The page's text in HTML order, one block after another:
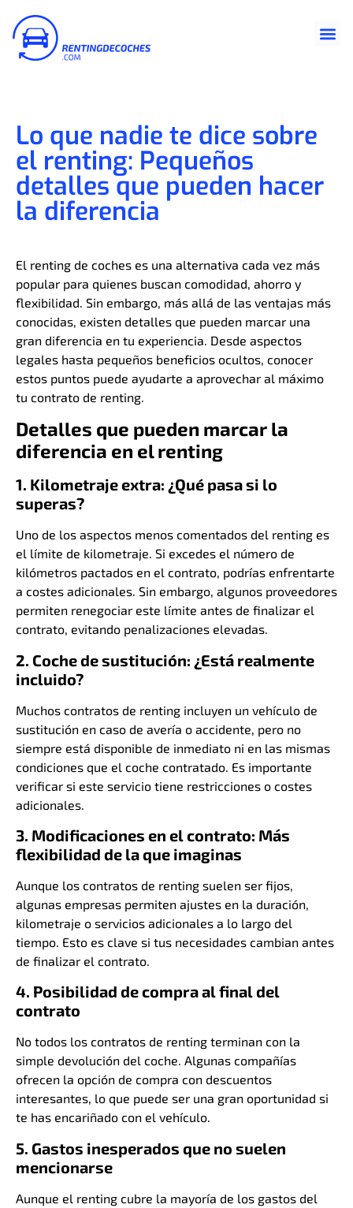
Lo que nadie te dice sobre
el renting: Pequeños
detalles que pueden hacer
la diferencia
El renting de coches es una alternativa cada vez más
popular para quienes buscan comodidad, ahorro y
flexibilidad. Sin embargo, más allá de las ventajas más
conocidas, existen detalles que pueden marcar una
gran diferencia en tu experiencia. Desde aspectos
legales hasta pequeños beneficios ocultos, conocer
estos puntos puede ayudarte a aprovechar al máximo
tu contrato de renting.
Detalles que pueden marcar la
diferencia en el renting
1. Kilometraje extra: ¿Qué pasa si lo
superas?
Uno de los aspectos menos comentados del renting es
el límite de kilometraje. Si excedes el número de
kilómetros pactados en el contrato, podrías enfrentarte
a costes adicionales. Sin embargo, algunos proveedores
permiten renegociar este límite antes de finalizar el
contrato, evitando penalizaciones elevadas.
2. Coche de sustitución: ¿Está realmente
incluido?
Muchos contratos de renting incluyen un vehículo de
sustitución en caso de avería o accidente, pero no
siempre está disponible de inmediato ni en las mismas
condiciones que el coche contratado. Es importante
verificar si este servicio tiene restricciones o costes
adicionales.
3. Modificaciones en el contrato: Más
flexibilidad de la que imaginas
Aunque los contratos de renting suelen ser fijos,
algunas empresas permiten ajustes en la duración,
kilometraje o servicios adicionales a lo largo del
tiempo. Esto es clave si tus necesidades cambian antes
de finalizar el contrato.
4. Posibilidad de compra al final del
contrato
No todos los contratos de renting terminan con la
simple devolución del coche. Algunas compañías
ofrecen la opción de compra con descuentos
interesantes, lo que puede ser una gran oportunidad si
te has encariñado con el vehículo.
5. Gastos inesperados que no suelen
mencionarse
Aunque el renting cubre la mayoría de los gastos del